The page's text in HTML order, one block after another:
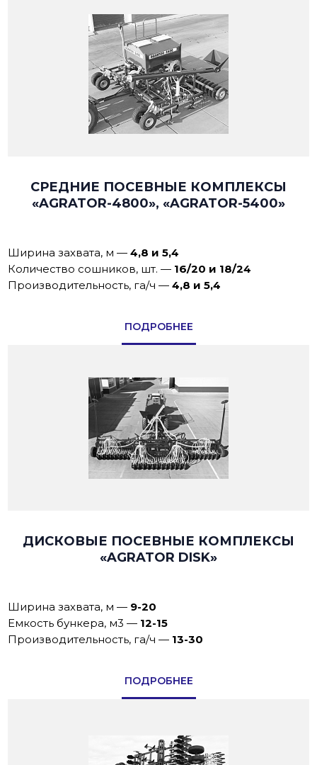
СРЕДНИЕ ПОСЕВНЫЕ КОМПЛЕКСЫ
«AGRATOR-4800», «AGRATOR-5400»
Ширина захвата, м—4,8 и 5,4
Количество сошников, шт. — 16/20 и 18/24
Производительность, га/ч —4,8 и 5,4
ПОДРОБНЕЕ
ДИСКОВЫЕ ПОСЕВНЫЕ КОМПЛЕКСЫ
«AGRATOR DISK»
Ширина захвата, м— 9-20
Емкость бункера, м3 — 12-15
Производительность, га/ч — 13-30
ПОДРОБНЕЕ